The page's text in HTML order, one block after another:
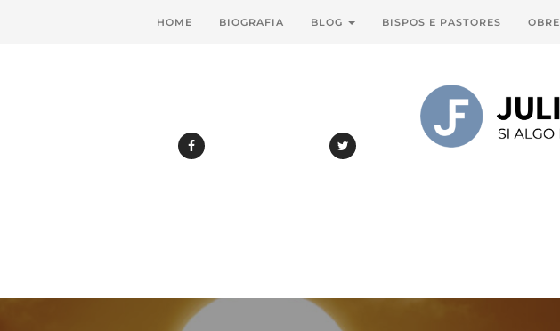
HOME BIOGRAFIA BLOG BISPOS E PASTORES